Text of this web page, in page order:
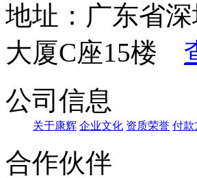
地址：广东省
大厦C座15楼
公司信息
关于康辉 企业文化 资质荣誉 付款
合作伙伴